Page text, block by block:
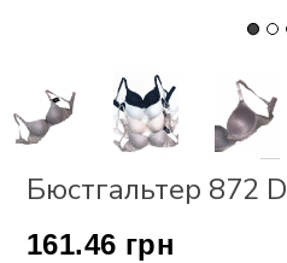
Бюстгальтер 872 D
161.46 грн